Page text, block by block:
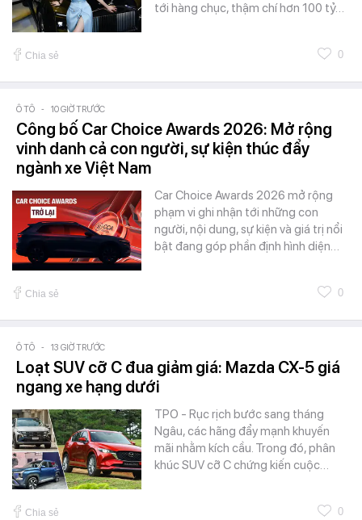
tới hàng chục, thậm chí hơn 100 tỷ…
Chia sẻ 0
Ô TÔ - 10 GIỜ TRƯỚC
Công bố Car Choice Awards 2026: Mở rộng
vinh danh cả con người, sự kiện thúc đẩy
ngành xe Việt Nam
Car Choice Awards 2026 mở rộng
phạm vi ghi nhận tới những con
người, nội dung, sự kiện và giá trị nổi
bật đang góp phần định hình diện…
Chia sẻ 0
Ô TÔ - 13 GIỜ TRƯỚC
Loạt SUV cỡ C đua giảm giá: Mazda CX-5 giá
ngang xe hạng dưới
TPO - Rục rịch bước sang tháng
Ngâu, các hãng đẩy mạnh khuyến
mãi nhằm kích cầu. Trong đó, phân
khúc SUV cỡ C chứng kiến cuộc…
Chia sẻ 0